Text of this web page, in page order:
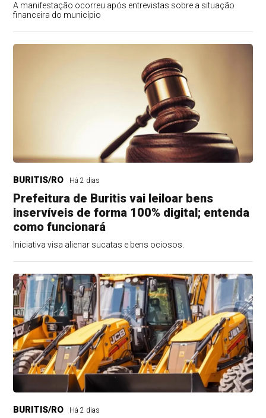
A manifestação ocorreu após entrevistas sobre a situação
financeira do município
BURITIS/RO Há 2 dias
Prefeitura de Buritis vai leiloar bens
inservíveis de forma 100% digital; entenda
como funcionará
Iniciativa visa alienar sucatas e bens ociosos.
BURITIS/RO Há 2 dias